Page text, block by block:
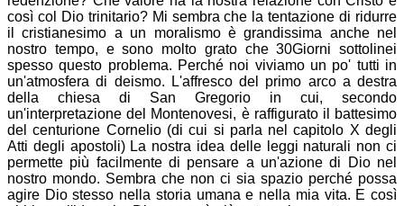
così col Dio trinitario? Mi sembra che la tentazione di ridurre
il cristianesimo a un moralismo è grandissima anche nel
nostro tempo, e sono molto grato che 30Giorni sottolinei
spesso questo problema. Perché noi viviamo un po' tutti in
un'atmosfera di deismo. L'affresco del primo arco a destra
della chiesa di San Gregorio in cui, secondo
un'interpretazione del Montenovesi, è raffigurato il battesimo
del centurione Cornelio (di cui si parla nel capitolo X degli
Atti degli apostoli) La nostra idea delle leggi naturali non ci
permette più facilmente di pensare a un'azione di Dio nel
nostro mondo. Sembra che non ci sia spazio perché possa
agire Dio stesso nella storia umana e nella mia vita. E così